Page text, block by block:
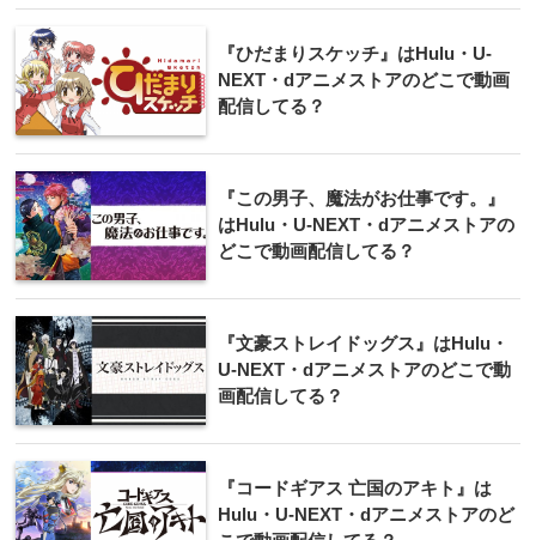
『ひだまりスケッチ』はHulu・U-
NEXT・dアニメストアのどこで動画
配信してる？
『この男子、魔法がお仕事です。』
はHulu・U-NEXT・dアニメストアの
どこで動画配信してる？
『文豪ストレイドッグス』はHulu・
U-NEXT・dアニメストアのどこで動
画配信してる？
『コードギアス 亡国のアキト』は
Hulu・U-NEXT・dアニメストアのど